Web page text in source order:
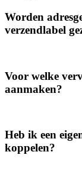
Worden
verzendlabel
Voor welke
aanmaken?
Heb ik een
koppelen?